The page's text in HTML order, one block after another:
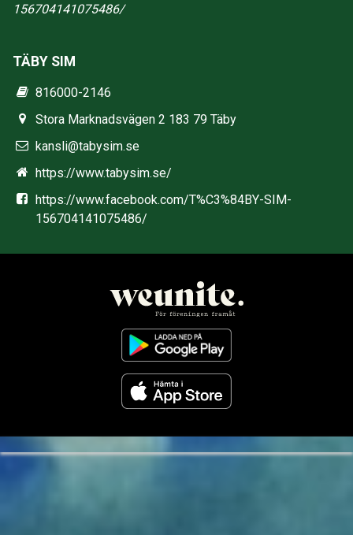
156704141075486/
TÄBY SIM
816000-2146
Stora Marknadsvägen 2 183 79 Täby
kansli@tabysim.se
https://www.tabysim.se/
https://www.facebook.com/T%C3%84BY-SIM-
156704141075486/